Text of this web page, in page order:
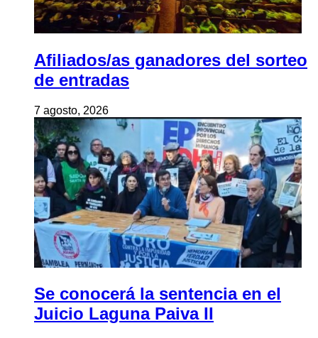
Afiliados/as ganadores del sorteo
de entradas
7 agosto, 2026
Se conocerá la sentencia en el
Juicio Laguna Paiva II